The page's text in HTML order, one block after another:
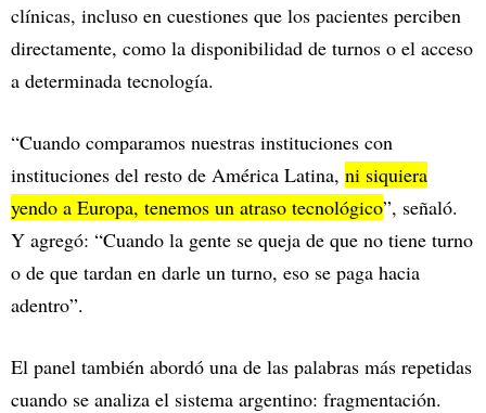
clínicas, incluso en cuestiones que los pacientes perciben
directamente, como la disponibilidad de turnos o el acceso
a determinada tecnología.
“Cuando comparamos nuestras instituciones con
instituciones del resto de América Latina, ni siquiera
yendo a Europa, tenemos un atraso tecnológico”, señaló.
Y agregó: “Cuando la gente se queja de que no tiene turno
o de que tardan en darle un turno, eso se paga hacia
adentro”.
El panel también abordó una de las palabras más repetidas
cuando se analiza el sistema argentino: fragmentación.